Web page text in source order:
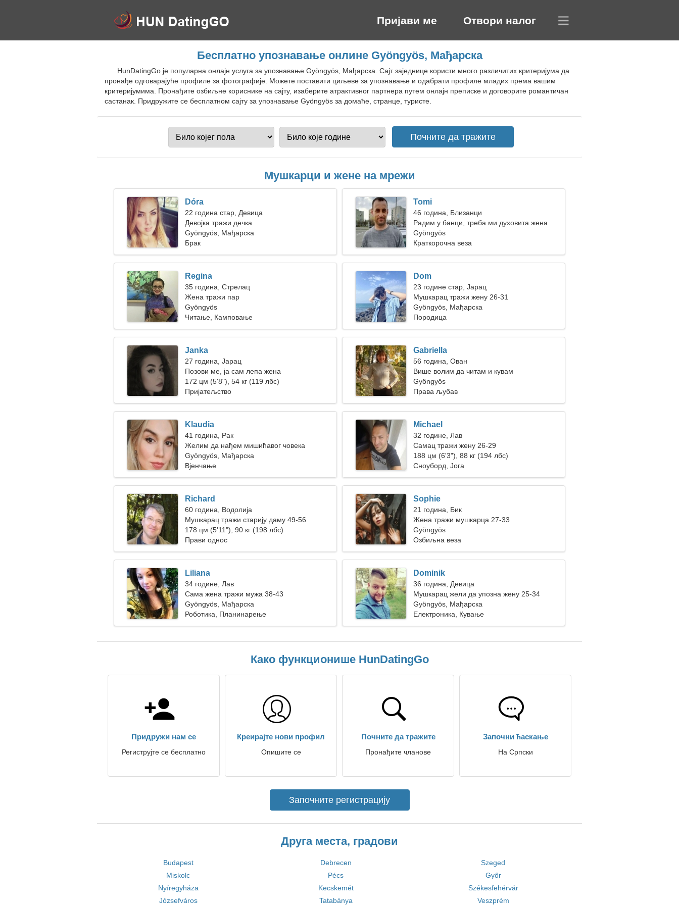
Пријави ме Отвори налог
Бесплатно упознавање онлине Gyöngyös, Мађарска
HunDatingGo је популарна онлајн услуга за упознавање Gyöngyös, Мађарска. Сајт заједнице користи много различитих критеријума да
пронађе одговарајуће профиле за фотографије. Можете поставити циљеве за упознавање и одабрати профиле младих према вашим
критеријумима. Пронађите озбиљне кориснике на сајту, изаберите атрактивног партнера путем онлајн преписке и договорите романтичан
састанак. Придружите се бесплатном сајту за упознавање Gyöngyös за домаће, странце, туристе.
Мушкарци и жене на мрежи
Dóra
22 година стар, Девица
Девојка тражи дечка
Gyöngyös, Мађарска
Брак
Tomi
46 година, Близанци
Радим у банци, треба ми духовита жена
Gyöngyös
Краткорочна веза
Regina
35 година, Стрелац
Жена тражи пар
Gyöngyös
Читање, Камповање
Dom
23 године стар, Јарац
Мушкарац тражи жену 26-31
Gyöngyös, Мађарска
Породица
Janka
27 година, Јарац
Позови ме, ја сам лепа жена
172 цм (5'8"), 54 кг (119 лбс)
Пријатељство
Gabriella
56 година, Ован
Више волим да читам и кувам
Gyöngyös
Права љубав
Klaudia
41 година, Рак
Желим да нађем мишићавог човека
Gyöngyös, Мађарска
Вјенчање
Michael
32 године, Лав
Самац тражи жену 26-29
188 цм (6'3"), 88 кг (194 лбс)
Сноуборд, Јога
Richard
60 година, Водолија
Мушкарац тражи старију даму 49-56
178 цм (5'11"), 90 кг (198 лбс)
Прави однос
Sophie
21 година, Бик
Жена тражи мушкарца 27-33
Gyöngyös
Озбиљна веза
Liliana
34 године, Лав
Сама жена тражи мужа 38-43
Gyöngyös, Мађарска
Роботика, Планинарење
Dominik
36 година, Девица
Мушкарац жели да упозна жену 25-34
Gyöngyös, Мађарска
Електроника, Кување
Како функционише HunDatingGo
Придружи нам се
Региструјте се бесплатно
Креирајте нови профил
Опишите се
Почните да тражите
Пронађите чланове
Започни ћаскање
На Српски
Започните регистрацију
Друга места, градови
Budapest Debrecen
Szeged
Miskolc
Pécs
Győr
Nyíregyháza
Kecskemét
Székesfehérvár
Józsefváros
Tatabánya Veszprém